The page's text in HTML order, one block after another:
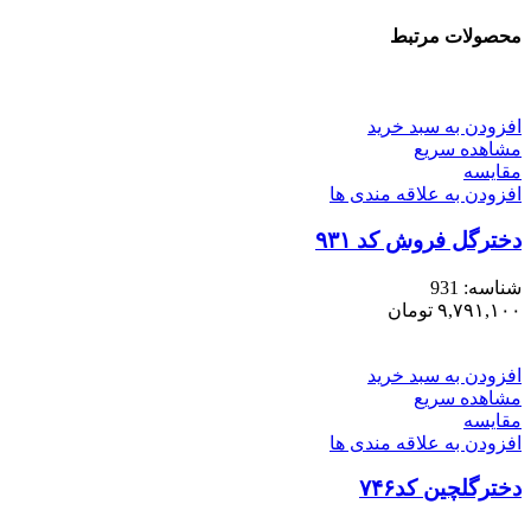
محصولات مرتبط
افزودن به سبد خرید
مشاهده سریع
مقایسه
افزودن به علاقه مندی ها
دخترگل فروش کد ۹۳۱
شناسه: 931
۹,۷۹۱,۱۰۰ تومان
افزودن به سبد خرید
مشاهده سریع
مقایسه
افزودن به علاقه مندی ها
دخترگلچین کد۷۴۶